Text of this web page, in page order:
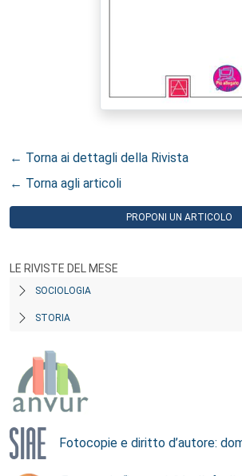
← Torna ai dettagli della Rivista
← Torna agli articoli
PROPONI UN ARTICOLO
LE RIVISTE DEL MESE
SOCIOLOGIA
STORIA
Fotocopie e diritto d’autore: